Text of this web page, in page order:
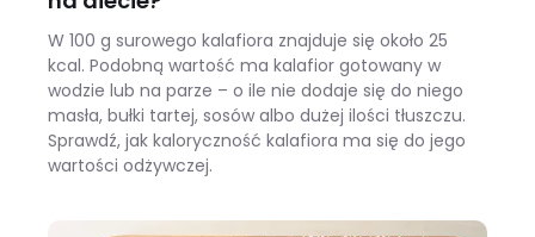
W 100 g surowego kalafiora znajduje się około 25
kcal. Podobną wartość ma kalafior gotowany w
wodzie lub na parze – o ile nie dodaje się do niego
masła, bułki tartej, sosów albo dużej ilości tłuszczu.
Sprawdź, jak kaloryczność kalafiora ma się do jego
wartości odżywczej.